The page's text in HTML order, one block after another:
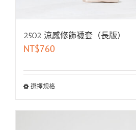
2502 涼感修飾襪套（長版）
NT$760
選擇規格